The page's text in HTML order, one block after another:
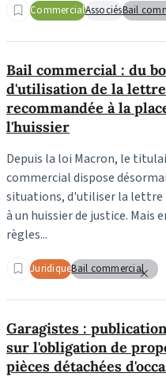
CommercialAssociésBail
Bail commercial : du
d'utilisation de la lettre
recommandée à la
l'huissier
Depuis la loi Macron, le
commercial dispose
situations, d'utiliser la lettre
à un huissier de justice. Mais
règles...
JuridiqueBail commercial
Garagistes :
sur l'obligation de
pièces détachées